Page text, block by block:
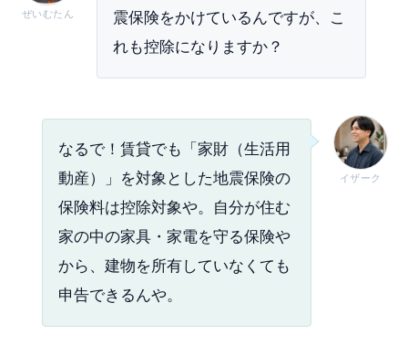
ぜいむたん
震保険をかけているんですが、こ
れも控除になりますか？
イザーク
なるで！賃貸でも「家財（生活用
動産）」を対象とした地震保険の
保険料は控除対象や。自分が住む
家の中の家具・家電を守る保険や
から、建物を所有していなくても
申告できるんや。